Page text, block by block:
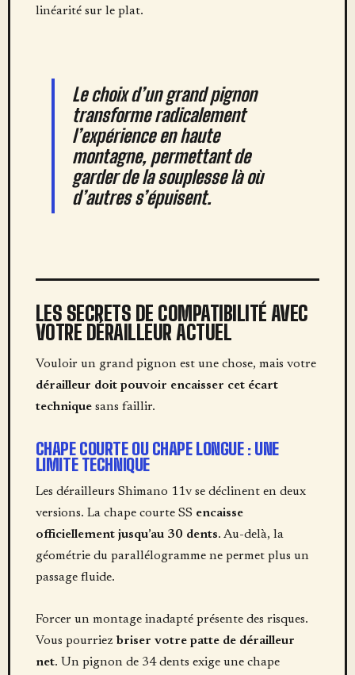
linéarité sur le plat.
Le choix d’un grand pignon
transforme radicalement
l’expérience en haute
montagne, permettant de
garder de la souplesse là où
d’autres s’épuisent.
LES SECRETS DE COMPATIBILITÉ AVEC
VOTRE DÉRAILLEUR ACTUEL
Vouloir un grand pignon est une chose, mais votre
dérailleur doit pouvoir encaisser cet écart
techniquesans faillir.
CHAPE COURTE OU CHAPE LONGUE : UNE
LIMITE TECHNIQUE
Les dérailleurs Shimano 11v se déclinent en deux
versions. La chape courte SS encaisse
officiellement jusqu’au 30 dents. Au-delà, la
géométrie du parallélogramme ne permet plus un
passage fluide.
Forcer un montage inadapté présente des risques.
Vous pourriez briser votre patte de dérailleur
net. Un pignon de 34 dents exige une chape